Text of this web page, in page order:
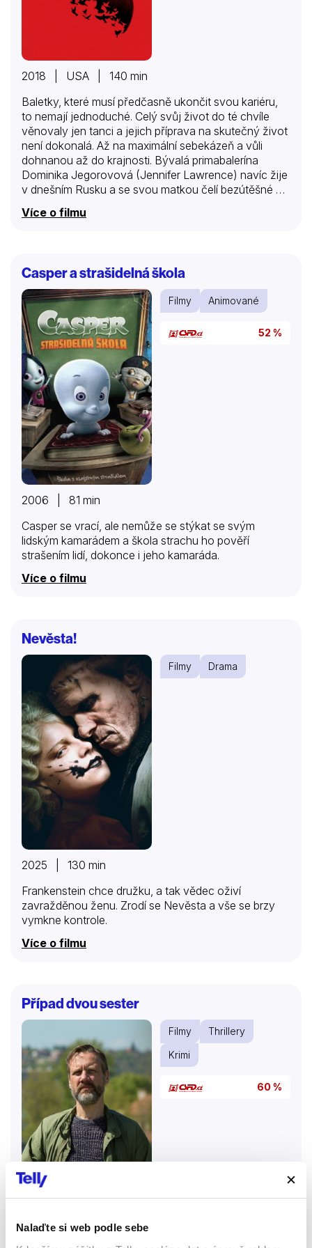
Nalaďte si web podle sebe
2018 | USA | 140 min
Baletky, které musí předčasně ukončit svou kariéru,
to nemají jednoduché. Celý svůj život do té chvíle
věnovaly jen tanci a jejich příprava na skutečný život
není dokonalá. Až na maximální sebekázeň a vůli
dohnanou až do krajnosti. Bývalá primabalerína
Dominika Jegorovová (Jennifer Lawrence) navíc žije
v dnešním Rusku a se svou matkou čelí bezútěšné a
nejisté budoucnosti. Díky tomu se stává snadnou
kořistí ruské tajné zpravodajské služby a dostává se
mysl jako dokonalé zbraně. Po ukončení zvráceného
a sadistického tréninku je Dominika jako
nejnebezpečnější volavka nasazena na Nathaniela
Nashe (Joel Edgerton), důstojníka CIA, který řídí
jednoho…
Více o filmu
Casper a strašidelná škola
Filmy Animované
52 %
2006 | 81 min
Casper se vrací, ale nemůže se stýkat se svým
lidským kamarádem a škola strachu ho pověří
strašením lidí, dokonce i jeho kamaráda.
Více o filmu
Nevěsta!
Filmy Drama
2025 | 130 min
Frankenstein chce družku, a tak vědec oživí
zavražděnou ženu. Zrodí se Nevěsta a vše se brzy
vymkne kontrole.
Více o filmu
Případ dvou sester
Filmy
Thrillery
Krimi
60 %
2019 | Česká republika | 75 min